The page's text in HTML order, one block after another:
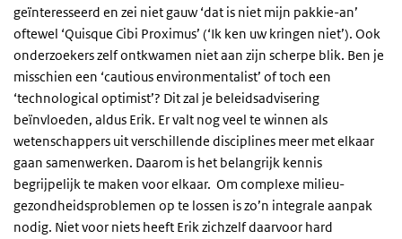
geïnteresseerd en zei niet gauw ‘dat is niet mijn pakkie-an’
oftewel ‘Quisque Cibi Proximus’ (‘Ik ken uw kringen niet’). Ook
onderzoekers zelf ontkwamen niet aan zijn scherpe blik. Ben je
misschien een ‘cautious environmentalist’ of toch een
‘technological optimist’? Dit zal je beleidsadvisering
beïnvloeden, aldus Erik. Er valt nog veel te winnen als
wetenschappers uit verschillende disciplines meer met elkaar
gaan samenwerken. Daarom is het belangrijk kennis
begrijpelijk te maken voor elkaar. Om complexe milieu-
gezondheidsproblemen op te lossen is zo’n integrale aanpak
nodig. Niet voor niets heeft Erik zichzelf daarvoor hard